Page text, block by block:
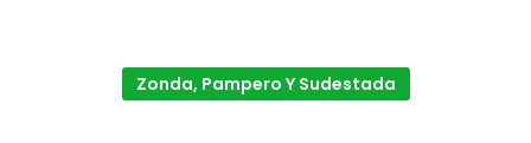
Zonda, Pampero Y Sudestada